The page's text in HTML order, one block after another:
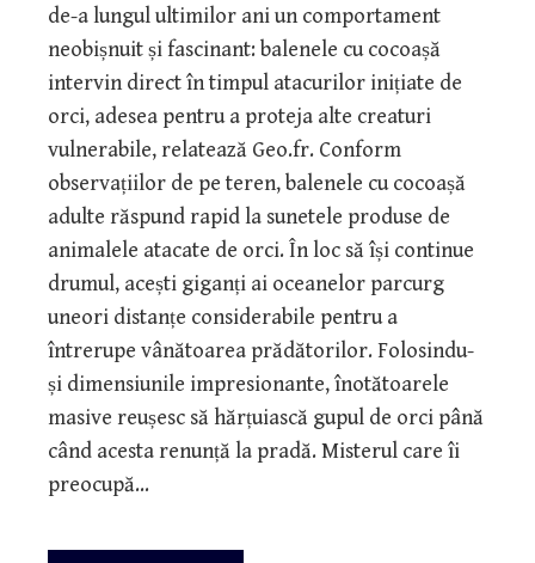
de-a lungul ultimilor ani un comportament
neobișnuit și fascinant: balenele cu cocoașă
intervin direct în timpul atacurilor inițiate de
orci, adesea pentru a proteja alte creaturi
vulnerabile, relatează Geo.fr. Conform
observațiilor de pe teren, balenele cu cocoașă
adulte răspund rapid la sunetele produse de
animalele atacate de orci. În loc să își continue
drumul, acești giganți ai oceanelor parcurg
uneori distanțe considerabile pentru a
întrerupe vânătoarea prădătorilor. Folosindu-
și dimensiunile impresionante, înotătoarele
masive reușesc să hărțuiască gupul de orci până
când acesta renunță la pradă. Misterul care îi
preocupă…